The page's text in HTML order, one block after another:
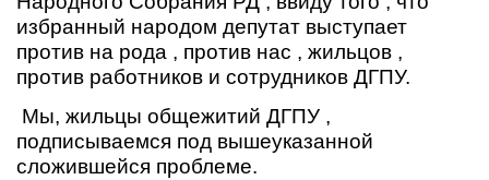
избранный народом депутат выступает
против на рода , против нас , жильцов ,
против работников и сотрудников ДГПУ.
Мы, жильцы общежитий ДГПУ ,
подписываемся под вышеуказанной
сложившейся проблеме.